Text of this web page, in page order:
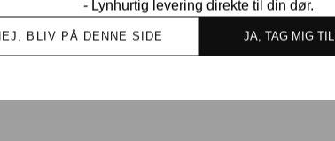
- Lynhurtig levering direkte til din dør.
BLIV PÅ DENNE SIDE JA, TAG MIG